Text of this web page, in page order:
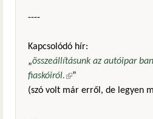
----
Kapcsolódó hír:
„összeállításunk az autóipar
fiaskóiról.(külső hivatkozás)
”
(szó volt már erről, de legyen